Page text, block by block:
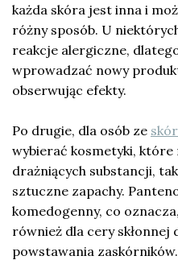
każda skóra jest inna i
różny sposób. U
reakcje alergiczne,
wprowadzać nowy
obserwując efekty.
Po drugie, dla osób ze
wybierać kosmetyki,
drażniących substancji,
sztuczne zapachy.
komedogenny, co
również dla cery skłonnej
powstawania zaskórników.